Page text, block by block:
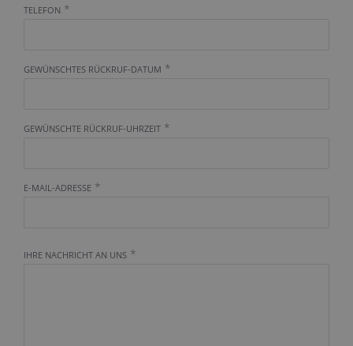
TELEFON *
GEWÜNSCHTES RÜCKRUF-DATUM *
GEWÜNSCHTE RÜCKRUF-UHRZEIT *
E-MAIL-ADRESSE *
IHRE NACHRICHT AN UNS *